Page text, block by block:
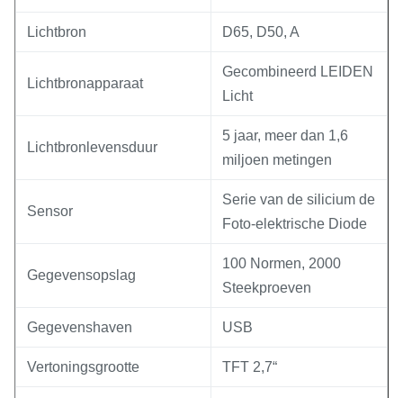
Lichtbron D65, D50, A
Lichtbronapparaat
Gecombineerd LEIDEN
Licht
Lichtbronlevensduur
5 jaar, meer dan 1,6
miljoen metingen
Sensor
Serie van de silicium de
Foto-elektrische Diode
Gegevensopslag
100 Normen, 2000
Steekproeven
Gegevenshaven USB
Vertoningsgrootte TFT 2,7“